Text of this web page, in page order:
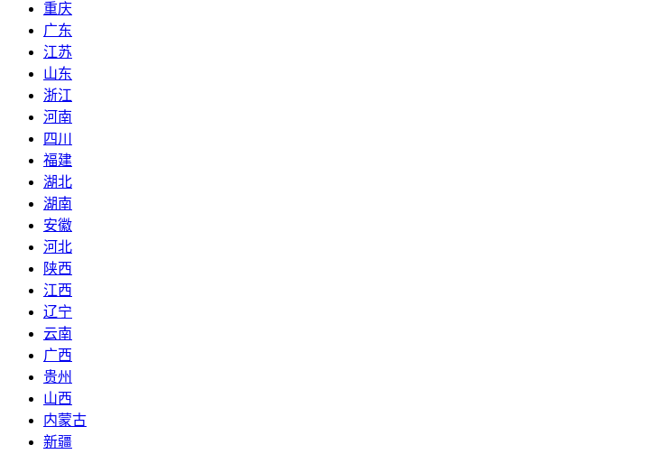
重庆
广东
江苏
山东
浙江
河南
四川
福建
湖北
湖南
安徽
河北
陕西
江西
辽宁
云南
广西
贵州
山西
内蒙古
新疆